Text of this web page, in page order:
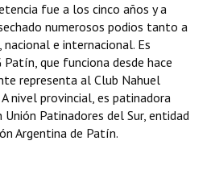
fue a los cinco años y a
numerosos podios tanto a
e internacional. Es
que funciona desde hace
representa al Club Nahuel
nivel provincial, es patinadora
Patinadores del Sur, entidad
Argentina de Patín.